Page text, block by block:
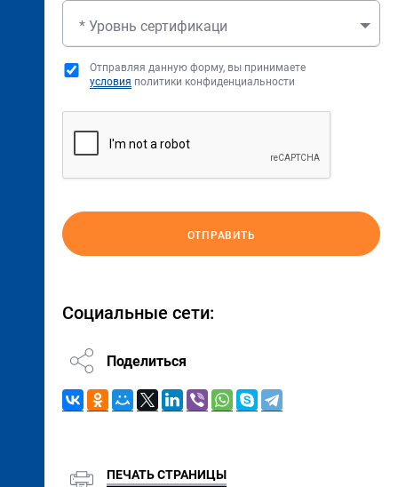
* Уровнь сертификаци
Отправляя данную форму, вы принимаете
условия политики конфиденциальности
ОТПРАВИТЬ
Социальные сети:
Поделиться
ПЕЧАТЬ СТРАНИЦЫ